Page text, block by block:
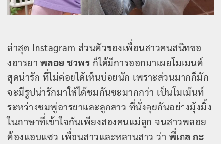
ล่าสุด Instagram ส่วนตัวของเพื่อนสาวคนสนิทขอ
งอารยา พลอย ชวพร ก็ได้มีการออกมาเผยโมเมนต์
สุดน่ารัก ที่ไม่ค่อยได้เห็นบ่อยนัก เพราะส่วนมากก็มัก
จะมีรูปน่ารักมาให้ได้ชมกันซะมากกว่า เป็นโมเม้นท์
ระหว่างชมพู่อารยาและลูกสาว ที่นั่งคุยกันอย่างมุ้งมิ้ง
ในภาษาที่เข้าใจกันเพียงสองคนแม่ลูก จนสาวพลอย
ต้องแอบแซว เพื่อนสาวและหลานสาว ว่า พี่เกล กะ